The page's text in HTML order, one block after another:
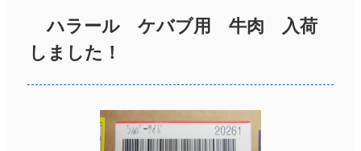
ハラール ケバブ用 牛肉 入荷
しました！